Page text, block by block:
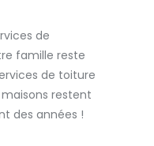
de
famille reste
de toiture
restent
des années !